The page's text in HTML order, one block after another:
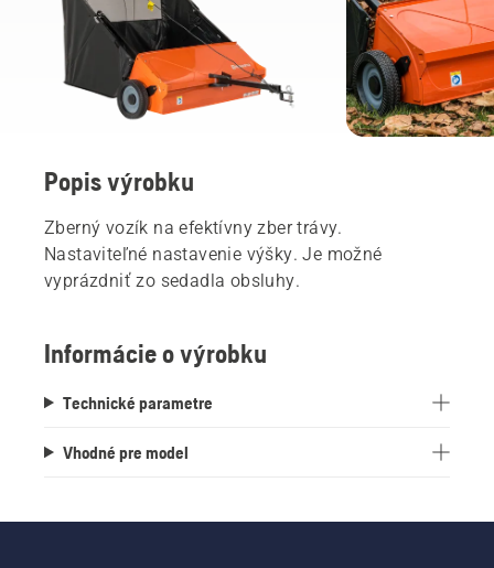
Popis výrobku
Zberný vozík na efektívny zber trávy.
Nastaviteľné nastavenie výšky. Je možné
vyprázdniť zo sedadla obsluhy.
Informácie o výrobku
Technické parametre
Vhodné pre model